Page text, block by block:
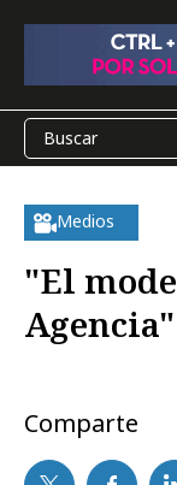
Medios
"El
Agencia"
Comparte